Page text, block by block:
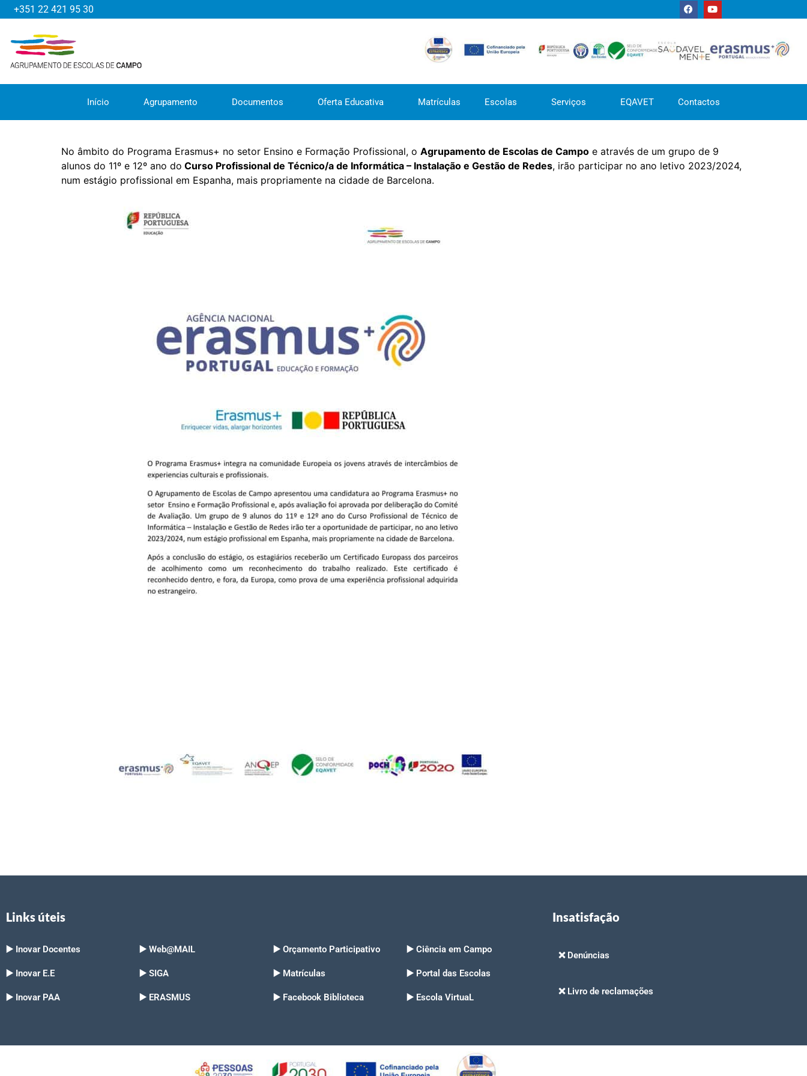
+351 22 421 95 30
Início Agrupamento Documentos Oferta Educativa Matrículas Escolas Serviços EQAVET Contactos
No âmbito do Programa Erasmus+ no setor Ensino e Formação Profissional, o Agrupamento de Escolas de Campo e através de um grupo de 9
alunos do 11º e 12º ano do Curso Profissional de Técnico/a de Informática – Instalação e Gestão de Redes, irão participar no ano letivo 2023/2024,
num estágio profissional em Espanha, mais propriamente na cidade de Barcelona.
Links úteis
▶️ Inovar Docentes
▶️ Inovar E.E
▶️ Inovar PAA
▶️ Web@MAIL
▶️ SIGA
▶️ ERASMUS
▶️ Orçamento Participativo
▶️ Matrículas
▶️ Facebook Biblioteca
▶️ Ciência em Campo
▶️ Portal das Escolas
▶️ Escola VirtuaL
Insatisfação
❌ Denúncias
❌ Livro de reclamações